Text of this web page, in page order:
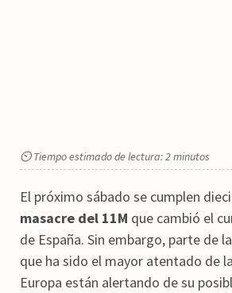
⏲ Tiempo estimado de lectura: 2 minutos
El próximo sábado se cumplen
masacre del 11M que cambió el
de España. Sin embargo, parte de
que ha sido el mayor atentado de
Europa están alertando de su